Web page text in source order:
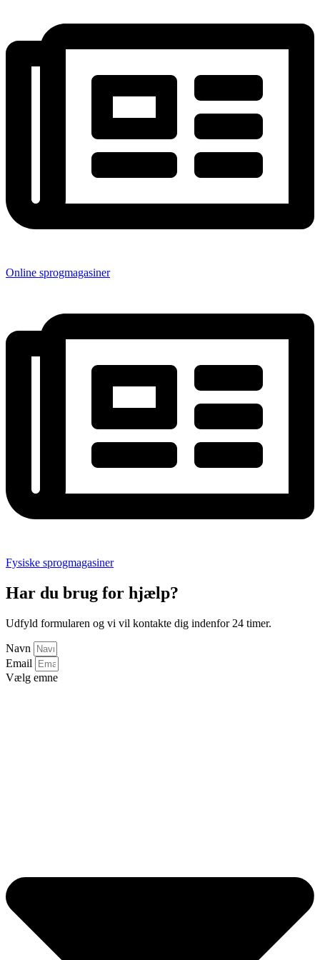
Online sprogmagasiner
Fysiske sprogmagasiner
Har du brug for hjælp?
Udfyld formularen og vi vil kontakte dig indenfor 24 timer.
Navn
Email
Vælg emne